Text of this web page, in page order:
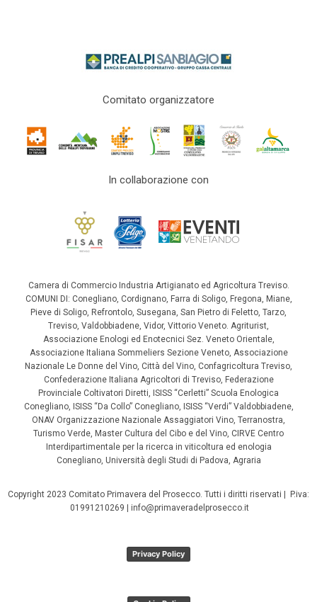
Comitato organizzatore
In collaborazione con
Camera di Commercio Industria Artigianato ed Agricoltura Treviso.
COMUNI DI: Conegliano, Cordignano, Farra di Soligo, Fregona, Miane,
Pieve di Soligo, Refrontolo, Susegana, San Pietro di Feletto, Tarzo,
Treviso, Valdobbiadene, Vidor, Vittorio Veneto. Agriturist,
Associazione Enologi ed Enotecnici Sez. Veneto Orientale,
Associazione Italiana Sommeliers Sezione Veneto, Associazione
Nazionale Le Donne del Vino, Città del Vino, Confagricoltura Treviso,
Confederazione Italiana Agricoltori di Treviso, Federazione
Provinciale Coltivatori Diretti, ISISS “Cerletti” Scuola Enologica
Conegliano, ISISS “Da Collo” Conegliano, ISISS “Verdi” Valdobbiadene,
ONAV Organizzazione Nazionale Assaggiatori Vino, Terranostra,
Turismo Verde, Master Cultura del Cibo e del Vino, CIRVE Centro
Interdipartimentale per la ricerca in viticoltura ed enologia
Conegliano, Università degli Studi di Padova, Agraria
Copyright 2023 Comitato Primavera del Prosecco. Tutti i diritti riservati | P.iva:
01991210269 | info@primaveradelprosecco.it
Privacy Policy